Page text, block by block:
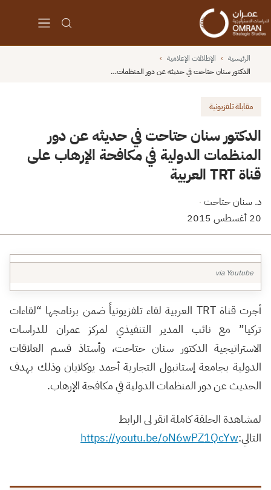
الرئيسية › الإطلالات الإعلامية ›
الدكتور سنان حتاحت في حديثه عن دور المنظمات…
مقابلة تلفزيونية
الدكتور سنان حتاحت في حديثه عن دور
المنظمات الدولية في مكافحة الإرهاب على
قناة TRT العربية
د. سنان حتاحت ·
20 أغسطس 2015
via Youtube
أجرت قناةTRT العربية لقاء تلفزيونياً ضمن برنامجها “لقاءات
تركيا” مع نائب المدير التنفيذي لمركز عمران للدراسات
الاستراتيجية الدكتور سنان حتاحت، وأستاذ قسم العلاقات
الدولية بجامعة إستانبول التجارية أحمد يوكلايان وذلك بهدف
الحديث عن دور المنظمات الدولية في مكافحة الإرهاب.
لمشاهدة الحلقة كاملة انقر لى الرابط
التالي:https://youtu.be/oN6wPZ1QcYw